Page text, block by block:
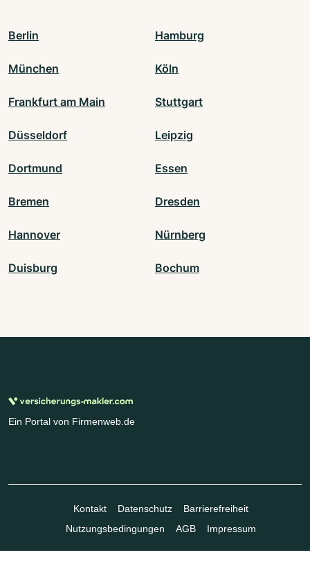
Berlin Hamburg
München Köln
Frankfurt am Main Stuttgart
Düsseldorf Leipzig
Dortmund Essen
Bremen Dresden
Hannover Nürnberg
Duisburg Bochum
Ein Portal von Firmenweb.de
Kontakt Datenschutz
Barrierefreiheit
Nutzungsbedingungen
AGB Impressum